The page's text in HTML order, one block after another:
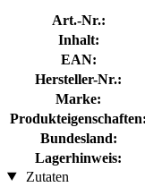
Art.-Nr.:
Inhalt:
EAN:
Hersteller-Nr.:
Marke:
Produkteigenschaften:
Bundesland:
Lagerhinweis:
Zutaten